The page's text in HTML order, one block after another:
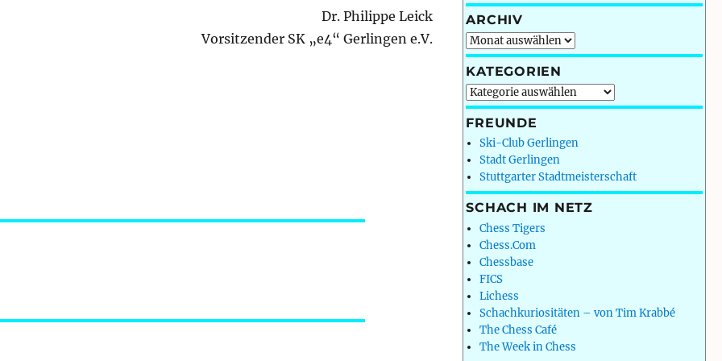
Dr. Philippe Leick
Vorsitzender SK „e4“ Gerlingen e.V.
ARCHIV
Archiv
KATEGORIEN
Kategorien
FREUNDE
Ski-Club Gerlingen
Stadt Gerlingen
Stuttgarter Stadtmeisterschaft
SCHACH IM NETZ
Chess Tigers
Chess.Com
Chessbase
FICS
Lichess
Schachkuriositäten – von Tim Krabbé
The Chess Café
The Week in Chess